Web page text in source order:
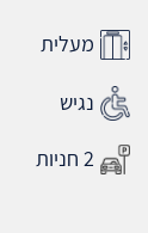
מעלית
נגיש
2 חניות